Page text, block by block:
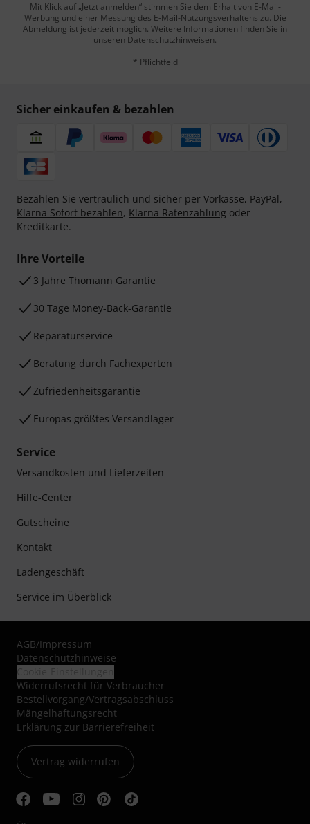
Mit Klick auf „Jetzt anmelden“ stimmen Sie dem Erhalt von E-Mail-
Werbung und einer Messung des E-Mail-Nutzungsverhaltens zu. Die
Abmeldung ist jederzeit möglich. Weitere Informationen finden Sie in
unseren Datenschutzhinweisen.
* Pflichtfeld
Sicher einkaufen & bezahlen
Bezahlen Sie vertraulich und sicher per Vorkasse, PayPal,
Klarna Sofort bezahlen, Klarna Ratenzahlung oder
Kreditkarte.
Ihre Vorteile
3 Jahre Thomann Garantie
30 Tage Money-Back-Garantie
Reparaturservice
Beratung durch Fachexperten
Zufriedenheitsgarantie
Europas größtes Versandlager
Service
Versandkosten und Lieferzeiten
Hilfe-Center
Gutscheine
Kontakt
Ladengeschäft
Service im Überblick
AGB/Impressum
Datenschutzhinweise
Widerrufsrecht für Verbraucher
Bestellvorgang/Vertragsabschluss
Mängelhaftungsrecht
Erklärung zur Barrierefreiheit
Vertrag widerrufen